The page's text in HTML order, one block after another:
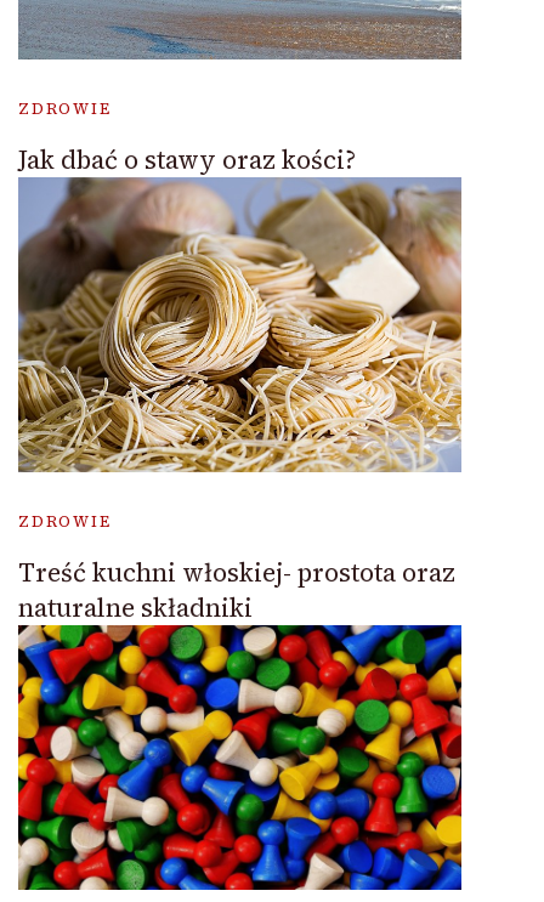
ZDROWIE
Jak dbać o stawy oraz kości?
ZDROWIE
Treść kuchni włoskiej- prostota oraz
naturalne składniki